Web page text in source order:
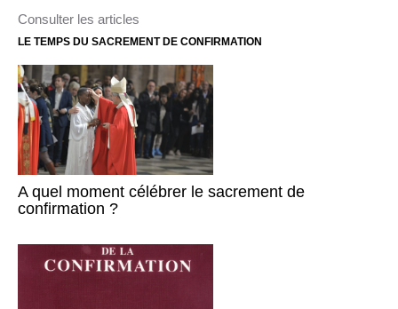
Consulter les articles
LE TEMPS DU SACREMENT DE CONFIRMATION
A quel moment célébrer le sacrement de
confirmation ?